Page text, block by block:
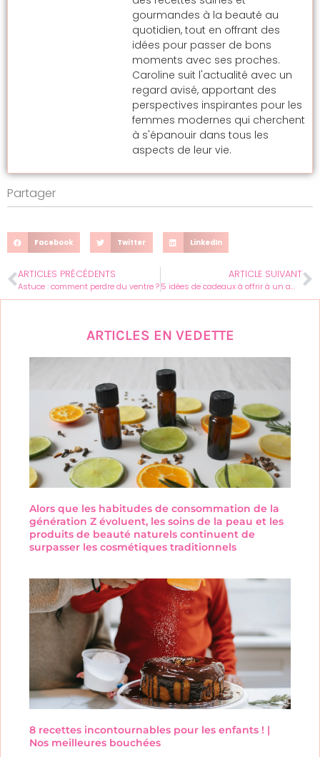
gourmandes à la beauté au
quotidien, tout en offrant des
idées pour passer de bons
moments avec ses proches.
Caroline suit l'actualité avec un
regard avisé, apportant des
perspectives inspirantes pour les
femmes modernes qui cherchent
à s'épanouir dans tous les
aspects de leur vie.
Partager
Facebook Twitter LinkedIn
ARTICLES PRÉCÉDENTS
Astuce : comment perdre du ventre ?
ARTICLE SUIVANT
5 idées de cadeaux à offrir à un amateur de cuisine créole
ARTICLES EN VEDETTE
Alors que les habitudes de consommation de la
génération Z évoluent, les soins de la peau et les
produits de beauté naturels continuent de
surpasser les cosmétiques traditionnels
8 recettes incontournables pour les enfants ! |
Nos meilleures bouchées